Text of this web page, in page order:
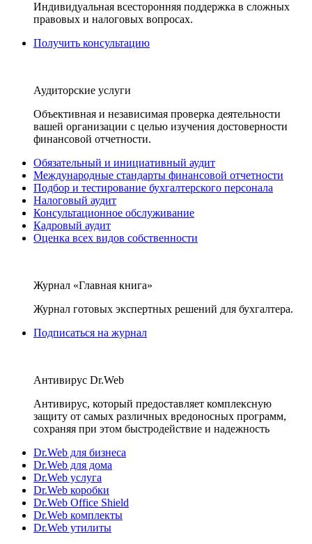
Индивидуальная всесторонняя поддержка в сложных
правовых и налоговых вопросах.
Получить консультацию
Аудиторские услуги
Объективная и независимая проверка деятельности
вашей организации с целью изучения достоверности
финансовой отчетности.
Обязательный и инициативный аудит
Международные стандарты финансовой отчетности
Подбор и тестирование бухгалтерского персонала
Налоговый аудит
Консультационное обслуживание
Кадровый аудит
Оценка всех видов собственности
Журнал «Главная книга»
Журнал готовых экспертных решений для бухгалтера.
Подписаться на журнал
Антивирус Dr.Web
Антивирус, который предоставляет комплексную
защиту от самых различных вредоносных программ,
сохраняя при этом быстродействие и надежность
Dr.Web для бизнеса
Dr.Web для дома
Dr.Web услуга
Dr.Web коробки
Dr.Web Office Shield
Dr.Web комплекты
Dr.Web утилиты